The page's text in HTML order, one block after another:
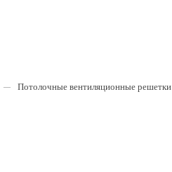
Потолочные вентиляционные решетки